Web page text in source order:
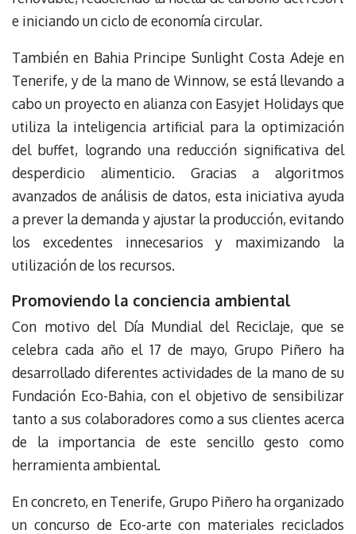
e iniciando un ciclo de economía circular.
También en Bahia Principe Sunlight Costa Adeje en
Tenerife, y de la mano de Winnow, se está llevando a
cabo un proyecto en alianza con Easyjet Holidays que
utiliza la inteligencia artificial para la optimización
del buffet, logrando una reducción significativa del
desperdicio alimenticio. Gracias a algoritmos
avanzados de análisis de datos, esta iniciativa ayuda
a prever la demanda y ajustar la producción, evitando
los excedentes innecesarios y maximizando la
utilización de los recursos.
Promoviendo la conciencia ambiental
Con motivo del Día Mundial del Reciclaje, que se
celebra cada año el 17 de mayo, Grupo Piñero ha
desarrollado diferentes actividades de la mano de su
Fundación Eco-Bahia, con el objetivo de sensibilizar
tanto a sus colaboradores como a sus clientes acerca
de la importancia de este sencillo gesto como
herramienta ambiental.
En concreto, en Tenerife, Grupo Piñero ha organizado
un concurso de Eco-arte con materiales reciclados